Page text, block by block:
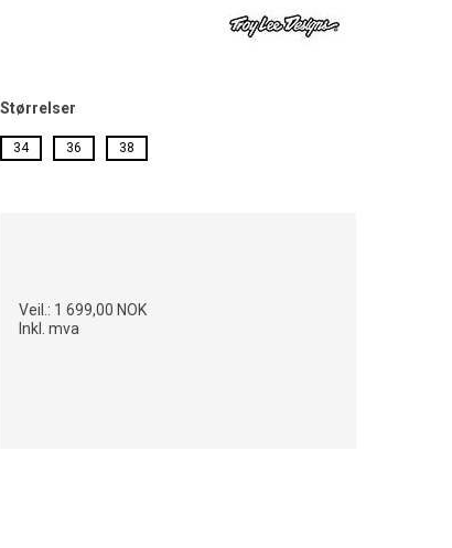
Størrelser
34 36 38
Veil.: 1 699,00 NOK
Inkl. mva